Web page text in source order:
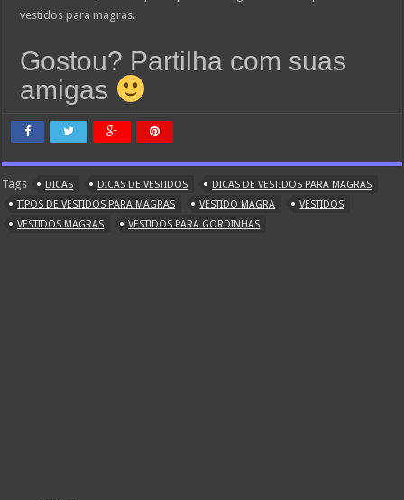
vestidos para magras.
Gostou? Partilha com suas
amigas
Tags DICAS DICAS DE VESTIDOS
DICAS DE VESTIDOS PARA MAGRAS
TIPOS DE VESTIDOS PARA MAGRAS
VESTIDO MAGRA
VESTIDOS
VESTIDOS MAGRAS
VESTIDOS PARA GORDINHAS